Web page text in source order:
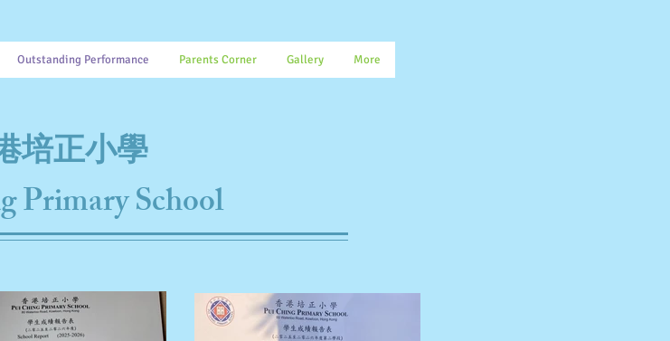
Outstanding Performance Parents Corner Gallery More
培正小學
Primary School